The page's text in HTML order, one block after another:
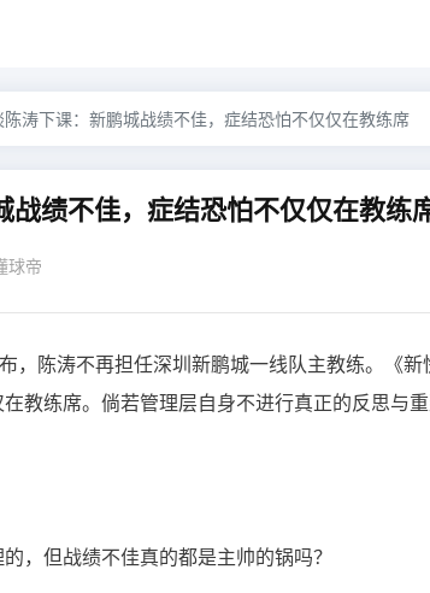
陈涛下课：新鹏城战绩不佳，症结恐怕不仅仅在教练席
战绩不佳，症结恐怕不仅仅在教练
球帝
，陈涛不再担任深圳新鹏城一线队主教练。《新
教练席。倘若管理层自身不进行真正的反思与
，但战绩不佳真的都是主帅的锅吗？